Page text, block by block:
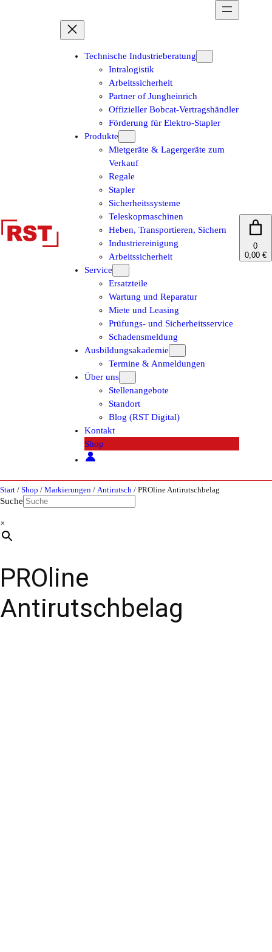
Technische Industrieberatung
Intralogistik
Arbeitssicherheit
Partner of Jungheinrich
Offizieller Bobcat-Vertragshändler
Förderung für Elektro-Stapler
Produkte
Mietgeräte & Lagergeräte zum
Verkauf
Regale
Stapler
Sicherheitssysteme
Teleskopmaschinen
Heben, Transportieren, Sichern
Industriereinigung
Arbeitssicherheit
Service
Ersatzteile
Wartung und Reparatur
Miete und Leasing
Prüfungs- und Sicherheitsservice
Schadensmeldung
Ausbildungsakademie
Termine & Anmeldungen
Über uns
Stellenangebote
Standort
Blog (RST Digital)
Kontakt
Shop
0
0,00 €
Start / Shop / Markierungen / Antirutsch / PROline Antirutschbelag
Suche
×
PROline
Antirutschbelag